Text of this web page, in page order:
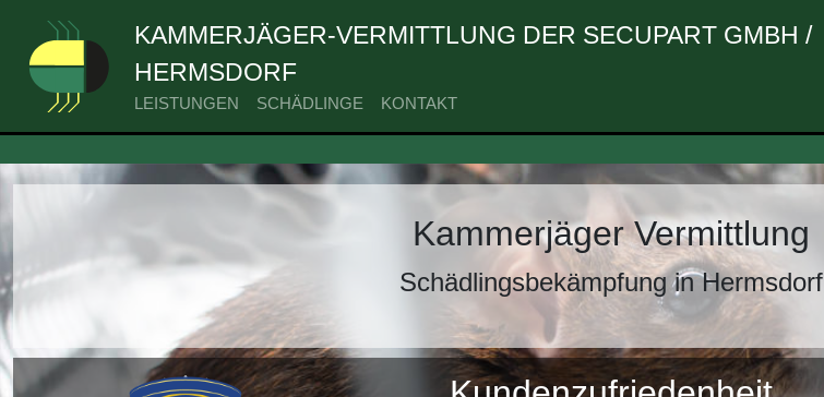
KAMMERJÄGER-VERMITTLUNG DER SECUPART GMBH /
HERMSDORF
LEISTUNGEN SCHÄDLINGE KONTAKT
Kammerjäger Vermittlung
Schädlingsbekämpfung in Hermsdorf